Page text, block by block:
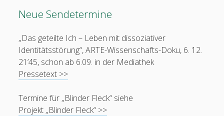
Neue Sendetermine
„Das geteilte Ich – Leben mit dissoziativer
Identitätsstörung“, ARTE-Wissenschafts-Doku, 6. 12.
21’45, schon ab 6.09. in der Mediathek
Pressetext >>
Termine für „Blinder Fleck“ siehe
Projekt „Blinder Fleck“ >>